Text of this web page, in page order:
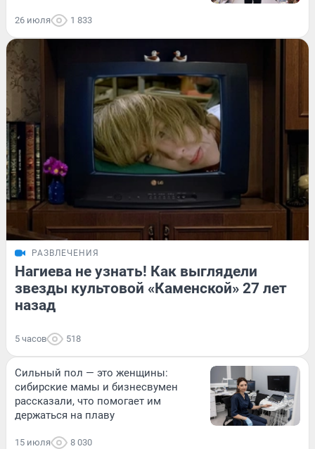
26 июля 1 833
РАЗВЛЕЧЕНИЯ
Нагиева не узнать! Как выглядели
звезды культовой «Каменской» 27 лет
назад
5 часов 518
Сильный пол — это женщины:
сибирские мамы и бизнесвумен
рассказали, что помогает им
держаться на плаву
15 июля 8 030